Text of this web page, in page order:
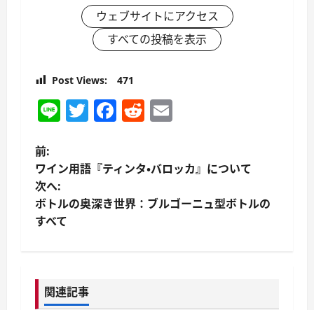
ウェブサイトにアクセス
すべての投稿を表示
Post Views: 471
LineTwitter
Facebook
Reddit
投
稿
ナ
ゲ
ー
前:
ワイン用語『ティンタ・バロッカ』について
次へ:
ボトルの奥深き世界：ブルゴーニュ型ボトルの
すべて
関連記事